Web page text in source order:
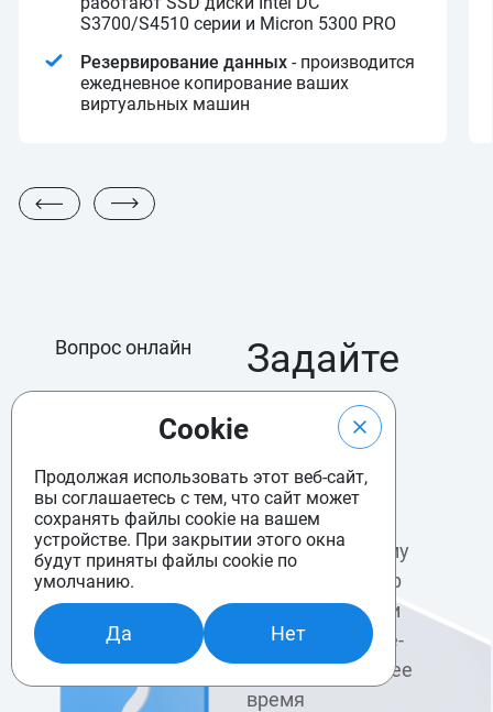
S3700/S4510 серии и Micron 5300 PRO
Резервирование данных - производится
ежедневное копирование ваших
виртуальных машин
Вопрос онлайн
Задайте
ваш
вопрос
Заполните форму
и наш менеджер
свяжется с вами
по указанному e-
mail в ближайшее
время
Cookie
Продолжая использовать этот веб-сайт,
вы соглашаетесь с тем, что сайт может
сохранять файлы cookie на вашем
устройстве. При закрытии этого окна
будут приняты файлы cookie по
умолчанию.
Да Нет